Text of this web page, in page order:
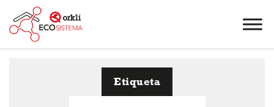
Etiqueta